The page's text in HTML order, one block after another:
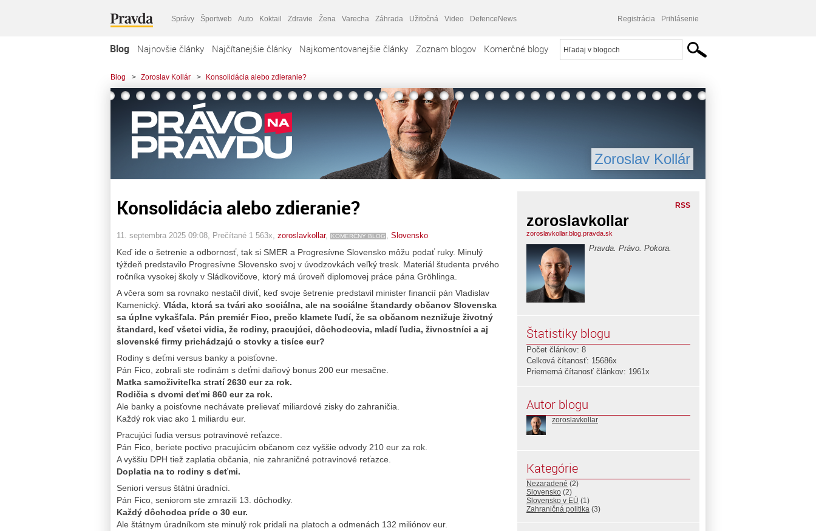
Správy Športweb Auto Koktail Zdravie Žena Varecha Záhrada Užitočná Video DefenceNews Registrácia Prihlásenie
Blog Najnovšie články Najčítanejšie články Najkomentovanejšie články Zoznam blogov Komerčné blogy
Blog > Zoroslav Kollár > Konsolidácia alebo zdieranie?
Zoroslav Kollár
Konsolidácia alebo zdieranie?
11. septembra 2025 09:08 , Prečítané 1 563x, zoroslavkollar, KOMERČNÝ BLOG Slovensko
Keď ide o šetrenie a odbornosť, tak si SMER a Progresívne Slovensko môžu podať ruky. Minulý
týždeň predstavilo Progresívne Slovensko svoj v úvodzovkách veľký tresk. Materiál študenta prvého
ročníka vysokej školy v Sládkovičove, ktorý má úroveň diplomovej práce pána Gröhlinga.
A včera som sa rovnako nestačil diviť, keď svoje šetrenie predstavil minister financií pán Vladislav
Kamenický. Vláda, ktorá sa tvári ako sociálna, ale na sociálne štandardy občanov Slovenska
sa úplne vykašľala. Pán premiér Fico, prečo klamete ľudí, že sa občanom neznižuje životný
štandard, keď všetci vidia, že rodiny, pracujúci, dôchodcovia, mladí ľudia, živnostníci a aj
slovenské firmy prichádzajú o stovky a tisíce eur?
Rodiny s deťmi versus banky a poisťovne.
Pán Fico, zobrali ste rodinám s deťmi daňový bonus 200 eur mesačne.
Matka samoživiteľka stratí 2630 eur za rok.
Rodičia s dvomi deťmi 860 eur za rok.
Ale banky a poisťovne nechávate prelievať miliardové zisky do zahraničia.
Každý rok viac ako 1 miliardu eur.
Pracujúci ľudia versus potravinové reťazce.
Pán Fico, beriete poctivo pracujúcim občanom cez vyššie odvody 210 eur za rok.
A vyššiu DPH tiež zaplatia občania, nie zahraničné potravinové reťazce.
Doplatia na to rodiny s deťmi.
Seniori versus štátni úradníci.
Pán Fico, seniorom ste zmrazili 13. dôchodky.
Každý dôchodca príde o 30 eur.
Ale štátnym úradníkom ste minulý rok pridali na platoch a odmenách 132 miliónov eur.
RSS
zoroslavkollar
zoroslavkollar.blog.pravda.sk
Pravda. Právo. Pokora.
Štatistiky blogu
Počet článkov: 8
Celková čítanosť: 15686x
Priemerná čítanosť článkov: 1961x
Autor blogu
zoroslavkollar
Kategórie
Nezaradené (2)
Slovensko (2)
Slovensko v EÚ (1)
Zahraničná politika (3)